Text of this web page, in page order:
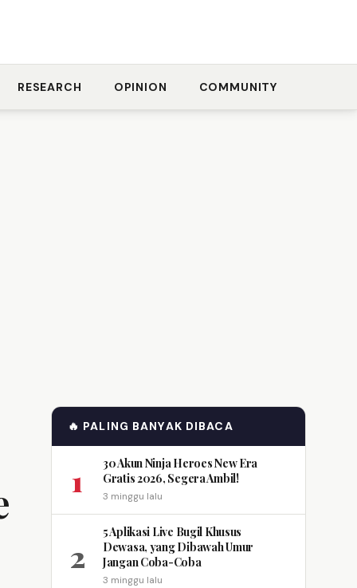
RESEARCH OPINION COMMUNITY
🔥 PALING BANYAK DIBACA
1
30 Akun Ninja Heroes New Era
Gratis 2026, Segera Ambil!
3 minggu lalu
2
5 Aplikasi Live Bugil Khusus
Dewasa, yang Dibawah Umur
Jangan Coba-Coba
3 minggu lalu